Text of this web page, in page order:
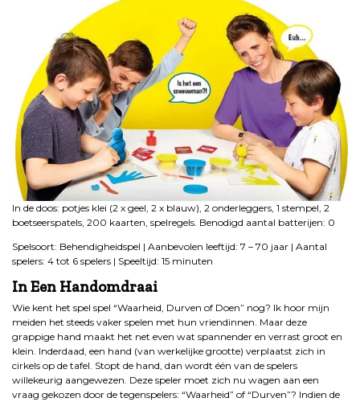
In de doos: potjes klei (2 x geel, 2 x blauw), 2 onderleggers, 1 stempel, 2
boetseerspatels, 200 kaarten, spelregels. Benodigd aantal batterijen: 0
Spelsoort: Behendigheidspel | Aanbevolen leeftijd: 7 – 70 jaar | Aantal
spelers: 4 tot 6 spelers | Speeltijd: 15 minuten
In Een Handomdraai
Wie kent het spel spel “Waarheid, Durven of Doen” nog? Ik hoor mijn
meiden het steeds vaker spelen met hun vriendinnen. Maar deze
grappige hand maakt het net even wat spannender en verrast groot en
klein. Inderdaad, een hand (van werkelijke grootte) verplaatst zich in
cirkels op de tafel. Stopt de hand, dan wordt één van de spelers
willekeurig aangewezen. Deze speler moet zich nu wagen aan een
vraag gekozen door de tegenspelers: “Waarheid” of “Durven”? Indien de